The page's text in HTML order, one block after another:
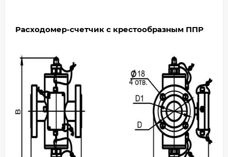
Расходомер-счетчик с крестообразным ППР